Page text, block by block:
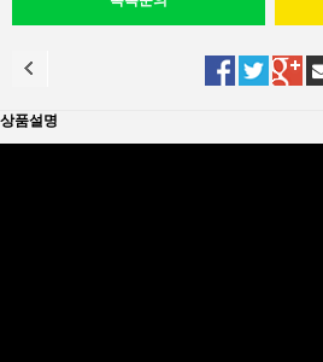
상품설명